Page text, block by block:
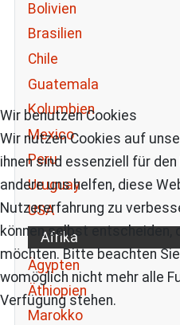
Bolivien
Brasilien
Chile
Guatemala
Kolumbien
Mexico
Peru
Uruguay
USA
Afrika
Ägypten
Äthiopien
Marokko
Wir benutzen Cookies
Wir nutzen Cookies auf
ihnen sind essenziell für
andere uns helfen, diese
Nutzererfahrung zu
können selbst entscheiden,
möchten. Bitte beachten
womöglich nicht mehr alle
Verfügung stehen.